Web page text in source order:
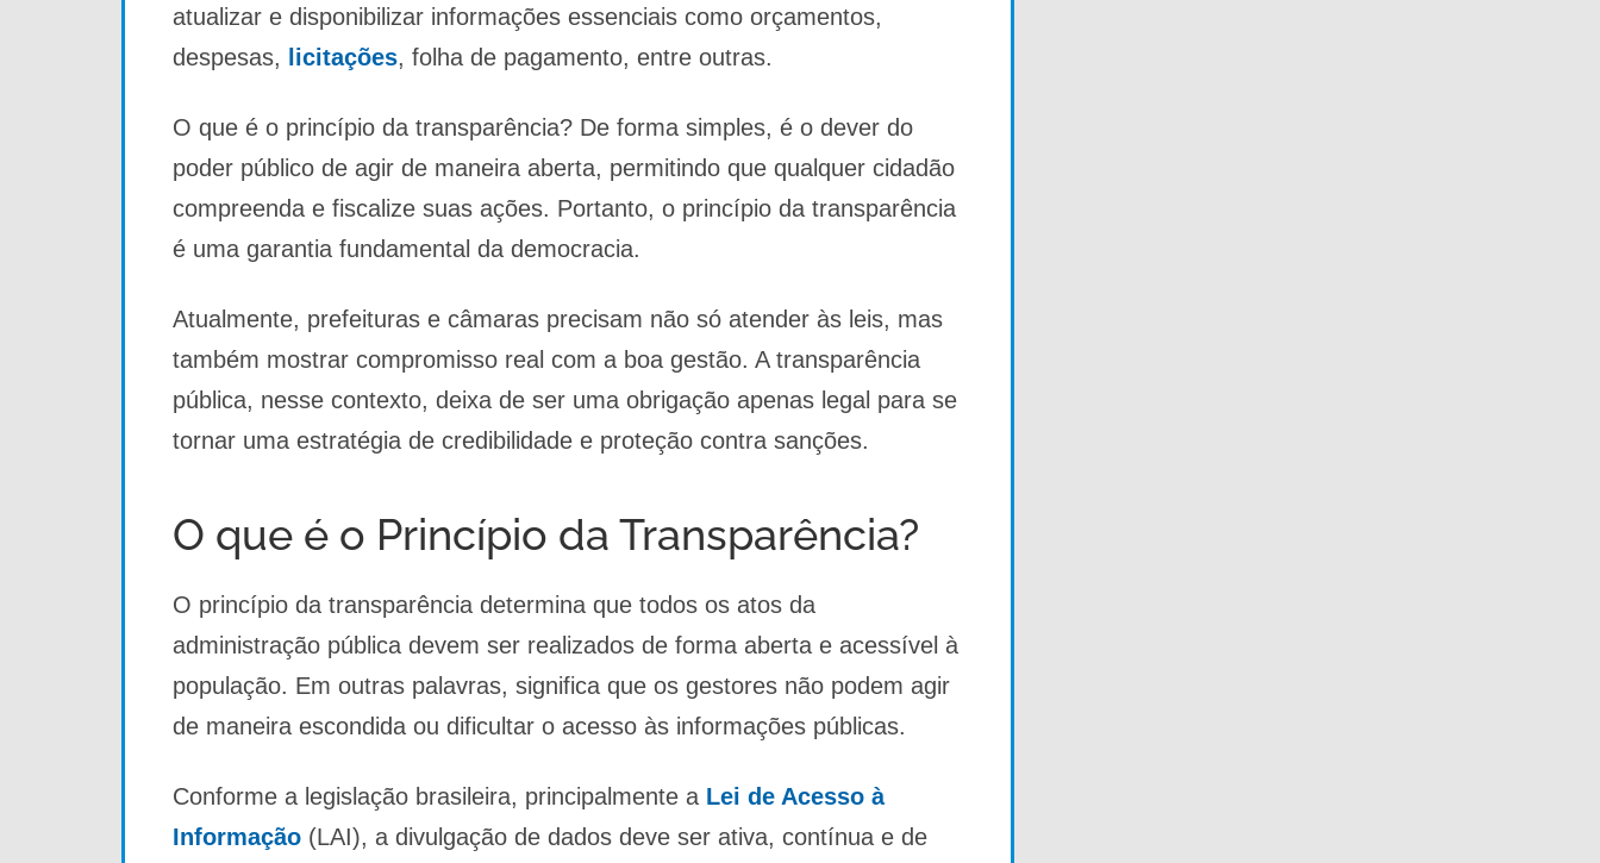
atualizar e disponibilizar informações essenciais como orçamentos,
despesas,
licitações, folha de pagamento, entre outras.
O que é o princípio da transparência? De forma simples, é o dever do
poder público de agir de maneira aberta, permitindo que qualquer cidadão
compreenda e fiscalize suas ações. Portanto, o princípio da transparência
é uma garantia fundamental da democracia.
Atualmente, prefeituras e câmaras precisam não só atender às leis, mas
também mostrar compromisso real com a boa gestão. A transparência
pública, nesse contexto, deixa de ser uma obrigação apenas legal para se
tornar uma estratégia de credibilidade e proteção contra sanções.
O que é o Princípio da Transparência?
O princípio da transparência determina que todos os atos da
administração pública devem ser realizados de forma aberta e acessível à
população. Em outras palavras, significa que os gestores não podem agir
de maneira escondida ou dificultar o acesso às informações públicas.
Conforme a legislação brasileira, principalmente a Lei de Acesso à
Informação (LAI), a divulgação de dados deve ser ativa, contínua e de